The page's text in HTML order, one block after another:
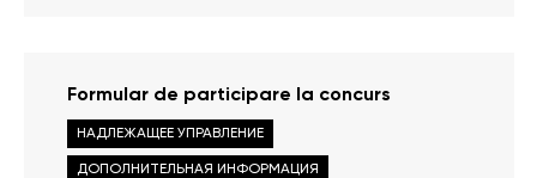
Formular de participare la concurs
НАДЛЕЖАЩЕЕ УПРАВЛЕНИЕ
ДОПОЛНИТЕЛЬНАЯ ИНФОРМАЦИЯ